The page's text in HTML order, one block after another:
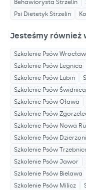
Behawiorysta Strzelin
Psi Dietetyk Strzelin
Jesteśmy również
Szkolenie Psów Wrocław
Szkolenie Psów Legnica
Szkolenie Psów Lubin
Szkolenie Psów Świdnica
Szkolenie Psów Oława
Szkolenie Psów
Szkolenie Psów Nowa
Szkolenie Psów
Szkolenie Psów
Szkolenie Psów Jawor
Szkolenie Psów Bielawa
Szkolenie Psów Milicz